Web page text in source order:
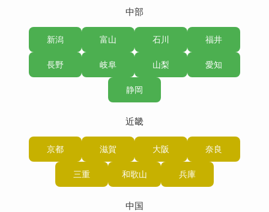
中部
新潟 富山 石川 福井
長野 岐阜 山梨 愛知
静岡
近畿
京都 滋賀 大阪 奈良
三重 和歌山 兵庫
中国